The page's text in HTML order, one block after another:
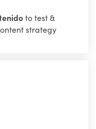
to test &
strategy